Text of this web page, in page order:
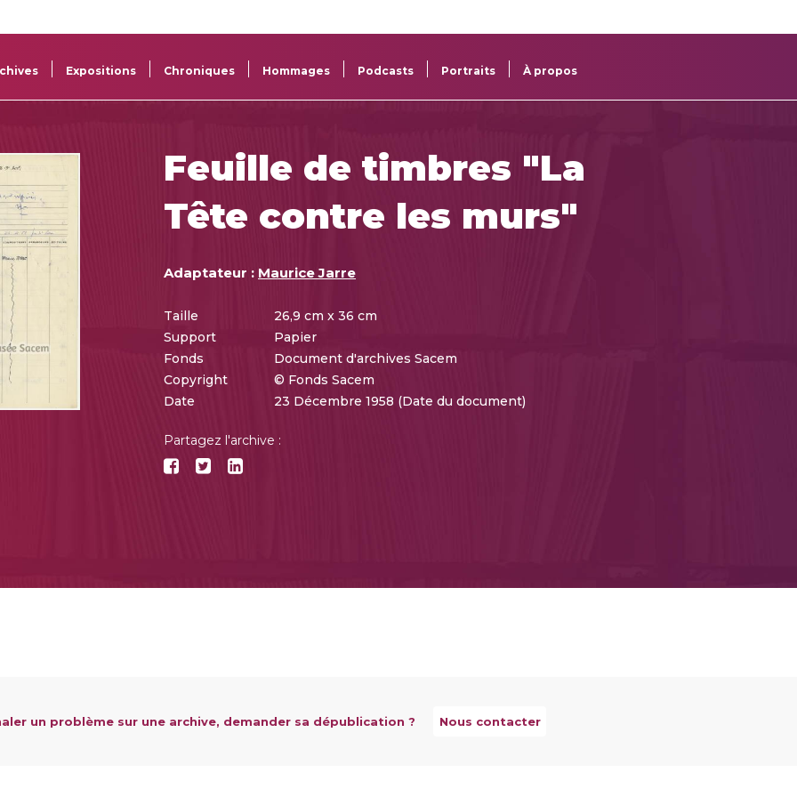
Sacem
projets
Sacem
des œuvres
Expositions Chroniques Hommages Podcasts Portraits À propos
Feuille de timbres "La
Tête contre les murs"
Adaptateur : Maurice Jarre
Taille
26,9 cm x 36 cm
Support
Papier
Fonds
Document d'archives Sacem
Copyright
© Fonds Sacem
Date
23 Décembre 1958 (Date du document)
Partagez l'archive :
un problème sur une archive, demander sa dépublication ? Nous contacter